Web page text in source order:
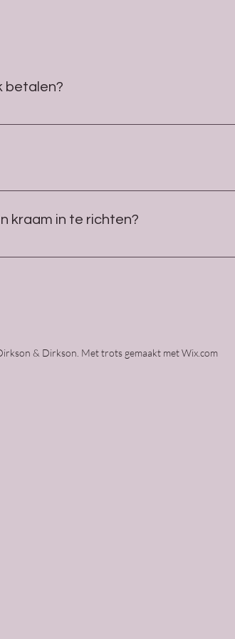
betalen?
een mail met een betaallink.
tussen 10:00 uur en 16:00 uur om te
kraam in te richten?
> Inrijden & Opbouwen - 9:00 uur - 16:00
& Dirkson. Met trots gemaakt met Wix.com